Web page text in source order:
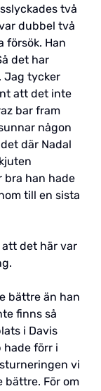
två
dubbel två
försök. Han
det har
Jag tycker
att det inte
bar fram
någon
där Nadal
bra han hade
till en sista
att det här var
bättre än han
finns så
i Davis
hade förr i
vi
bättre. För om